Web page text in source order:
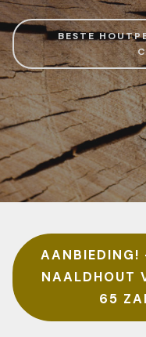
BESTE
AANBIEDING!
NAALDHOUT
65